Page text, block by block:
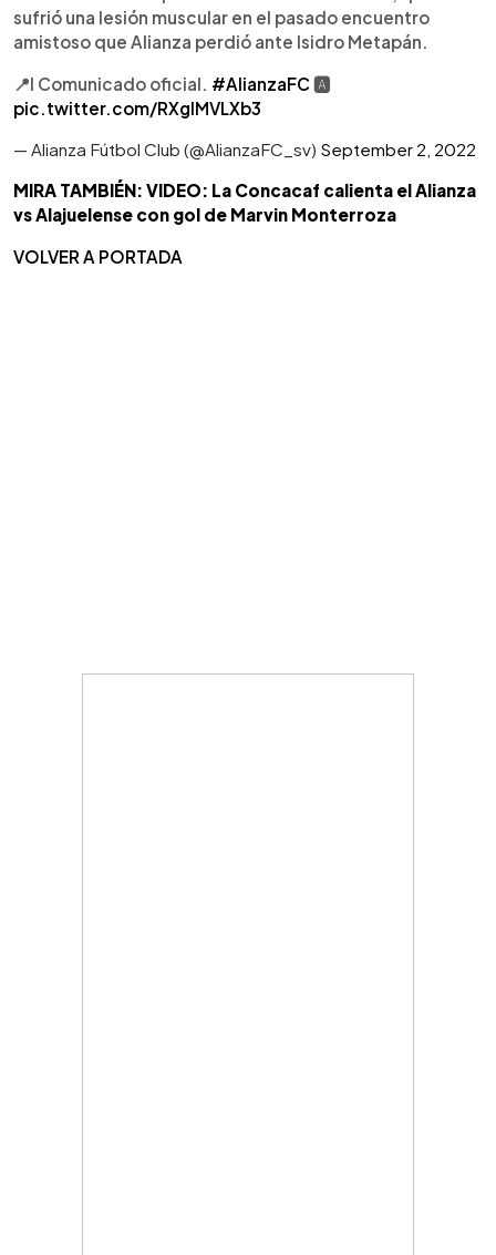
sufrió una lesión muscular en el pasado encuentro
amistoso que Alianza perdió ante Isidro Metapán.
📍l Comunicado oficial. #AlianzaFC 🅰️
pic.twitter.com/RXgIMVLXb3
— Alianza Fútbol Club (@AlianzaFC_sv) September 2, 2022
MIRA TAMBIÉN: VIDEO: La Concacaf calienta el Alianza
vs Alajuelense con gol de Marvin Monterroza
VOLVER A PORTADA